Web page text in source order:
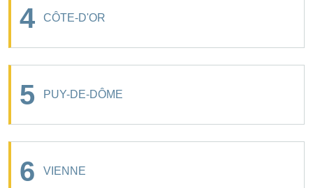
4 CÔTE-D'OR
5 PUY-DE-DÔME
6 VIENNE